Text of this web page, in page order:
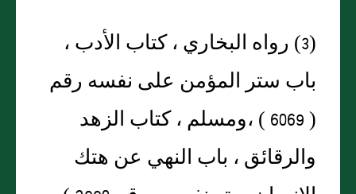
(3) رواه البخاري ، كتاب الأدب ،
باب ستر المؤمن على نفسه رقم
( 6069 ) ،ومسلم ، كتاب الزهد
والرقائق ، باب النهي عن هتك